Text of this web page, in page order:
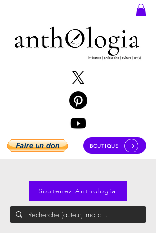
BOUTIQUE
Soutenez Anthologia